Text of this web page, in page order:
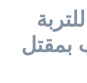
بمقتل